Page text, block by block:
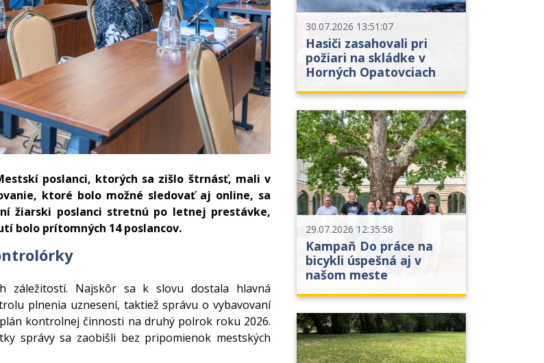
poslanci, ktorých sa zišlo štrnásť, mali v
ktoré bolo možné sledovať aj online, sa
žiarski poslanci stretnú po letnej prestávke,
bolo prítomných 14 poslancov.
záležitostí. Najskôr sa k slovu dostala hlavná
plnenia uznesení, taktiež správu o vybavovaní
kontrolnej činnosti na druhý polrok roku 2026.
správy sa zaobišli bez pripomienok mestských
30.07.2026 13:51:07
Hasiči zasahovali pri
požiari na skládke v
Horných Opatovciach
29.07.2026 12:35:58
Kampaň Do práce na
bicykli úspešná aj v
našom meste